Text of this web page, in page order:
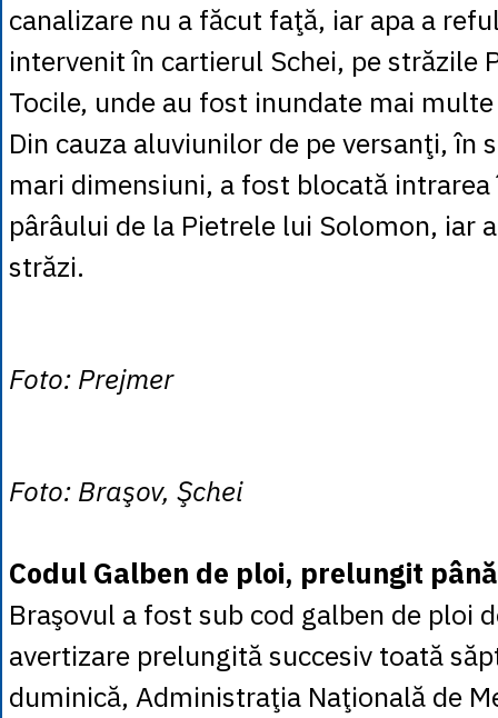
canalizare nu a făcut faţă, iar apa a
intervenit în cartierul Schei, pe străzile
Tocile, unde au fost inundate mai
Din cauza aluviunilor de pe versanţi, în
mari dimensiuni, a fost blocată
pârâului de la Pietrele lui Solomon, iar
străzi.
Foto: Prejmer
Foto: Braşov, Şchei
Codul Galben de ploi, prelungit
Braşovul a fost sub cod galben de ploi
avertizare prelungită succesiv toată
duminică, Administraţia Naţională de